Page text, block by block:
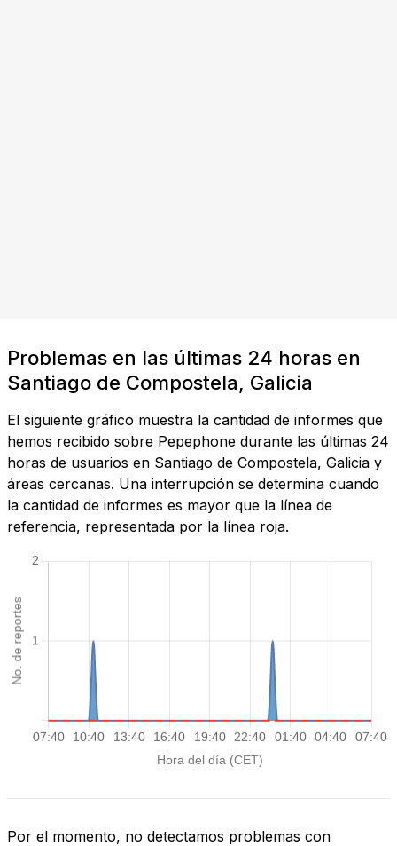
Problemas en las últimas 24 horas en
Santiago de Compostela, Galicia
El siguiente gráfico muestra la cantidad de informes que
hemos recibido sobre Pepephone durante las últimas 24
horas de usuarios en Santiago de Compostela, Galicia y
áreas cercanas. Una interrupción se determina cuando
la cantidad de informes es mayor que la línea de
referencia, representada por la línea roja.
Por el momento, no detectamos problemas con